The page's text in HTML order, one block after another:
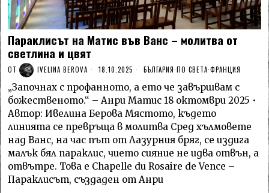
Параклисът на Матис във Ванс – молитва от
светлина и цвят
ОТ IVELINA BEROVA 18.10.2025 БЪЛГАРИЯ·ПО СВЕТА·ФРАНЦИЯ
„Започнах с профанното, а ето че завършвам с
божественото.“ – Анри Матис 18 октомври 2025 •
Автор: Ивелина Берова Мястото, където
линията се превръща в молитва Сред хълмовете
над Ванс, на час път от Лазурния бряг, се издига
малък бял параклис, чието сияние не идва отвън, а
отвътре. Това е Chapelle du Rosaire de Vence –
Параклисът, създаден от Анри